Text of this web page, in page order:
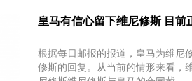
皇马有信心留下维尼修斯 目前
根据每日邮报的报道，皇马为维尼
修斯的回复。从当前的情形来看，